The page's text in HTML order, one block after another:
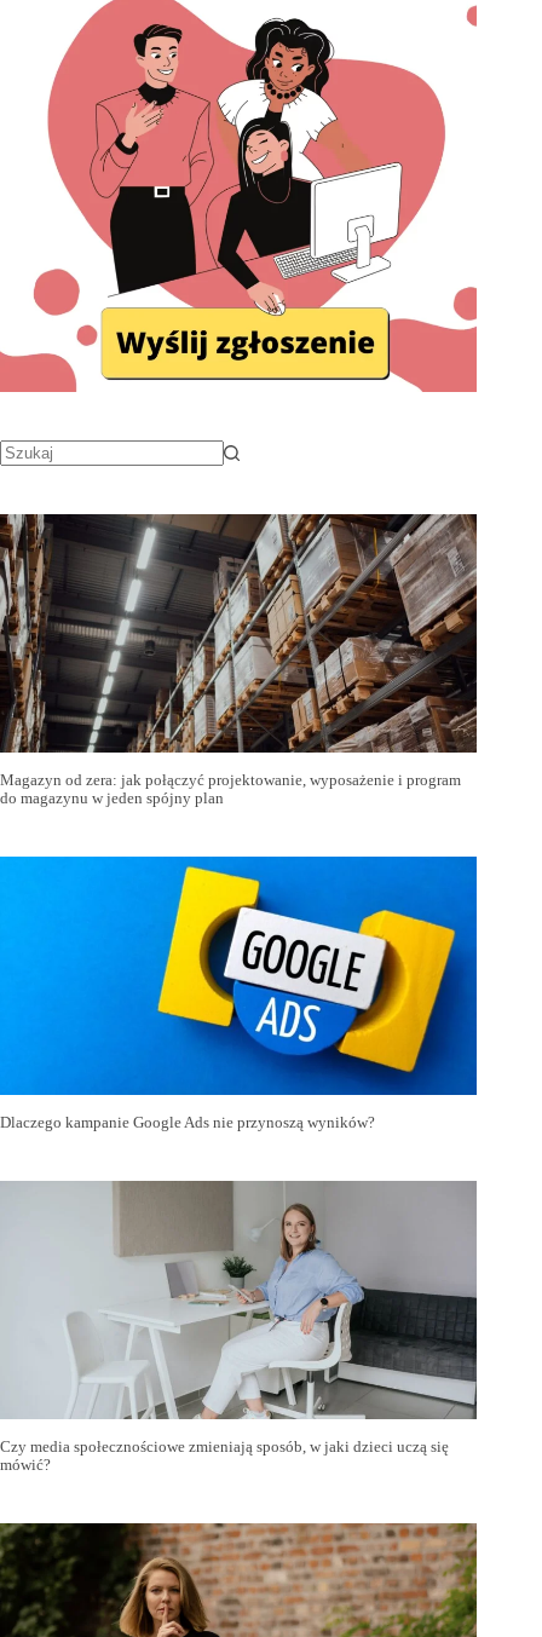
Magazyn od zera: jak połączyć projektowanie, wyposażenie i program
do magazynu w jeden spójny plan
Dlaczego kampanie Google Ads nie przynoszą wyników?
Czy media społecznościowe zmieniają sposób, w jaki dzieci uczą się
mówić?